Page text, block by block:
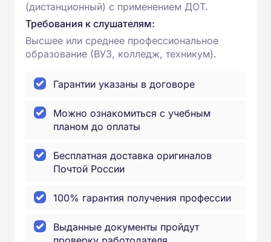
(дистанционный) с применением ДОТ.
Требования к слушателям:
Высшее или среднее профессиональное
образование (ВУЗ, колледж, техникум).
Гарантии указаны в договоре
Можно ознакомиться с учебным
планом до оплаты
Бесплатная доставка оригиналов
Почтой России
100% гарантия получения профессии
Выданные документы пройдут